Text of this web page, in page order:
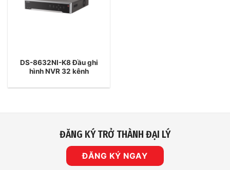
DS-8632NI-K8 Đầu ghi
hình NVR 32 kênh
ĐĂNG KÝ TRỞ THÀNH ĐẠI LÝ
ĐĂNG KÝ NGAY